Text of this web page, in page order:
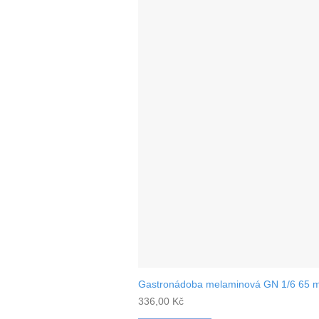
Gastronádoba melaminová GN 1/6 65
336,00 Kč